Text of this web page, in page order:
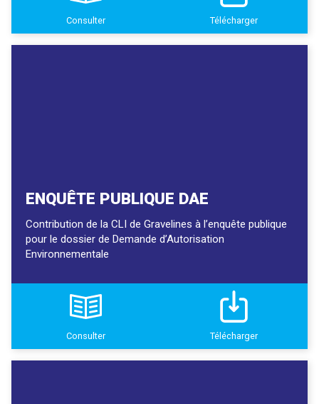
Consulter Télécharger
ENQUÊTE PUBLIQUE DAE
Contribution de la CLI de Gravelines à l’enquête publique
pour le dossier de Demande d’Autorisation
Environnementale
Consulter Télécharger